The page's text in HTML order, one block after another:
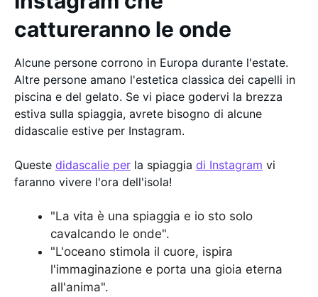
cattureranno le onde
Alcune persone corrono in Europa durante l'estate.
Altre persone amano l'estetica classica dei capelli in
piscina e del gelato. Se vi piace godervi la brezza
estiva sulla spiaggia, avrete bisogno di alcune
didascalie estive per Instagram.
Queste didascalie per la spiaggia di Instagram vi
faranno vivere l'ora dell'isola!
"La vita è una spiaggia e io sto solo
cavalcando le onde".
"L'oceano stimola il cuore, ispira
l'immaginazione e porta una gioia eterna
all'anima".